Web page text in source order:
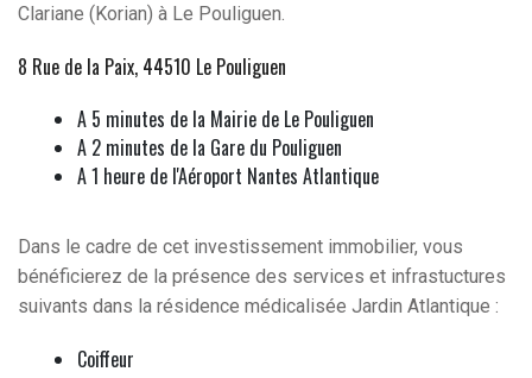
Clariane (Korian) à Le Pouliguen.
8 Rue de la Paix, 44510 Le Pouliguen
A 5 minutes de la Mairie de Le Pouliguen
A 2 minutes de la Gare du Pouliguen
A 1 heure de l'Aéroport Nantes Atlantique
Dans le cadre de cet investissement immobilier, vous
bénéficierez de la présence des services et infrastuctures
suivants dans la résidence médicalisée Jardin Atlantique :
Coiffeur